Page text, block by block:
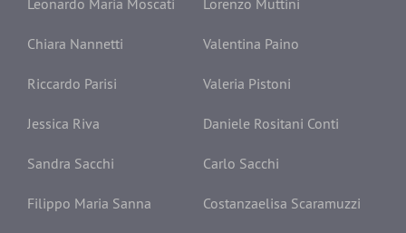
Leonardo Maria Moscati Lorenzo Muttini
Chiara Nannetti Valentina Paino
Riccardo Parisi Valeria Pistoni
Jessica Riva Daniele Rositani Conti
Sandra Sacchi Carlo Sacchi
Filippo Maria Sanna Costanzaelisa Scaramuzzi